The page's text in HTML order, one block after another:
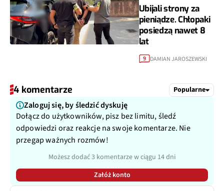
Ubijali strony za
pieniądze. Chłopaki
posiedzą nawet 8
lat
9 DAMIAN JAROSZEWSKI
4 komentarze Popularne
Zaloguj się, by śledzić dyskuję
Dołącz do użytkowników, pisz bez limitu, śledź
odpowiedzi oraz reakcje na swoje komentarze. Nie
przegap ważnych rozmów!
Możesz dodać 3 komentarze w ciągu 14 dni
Załóż konto